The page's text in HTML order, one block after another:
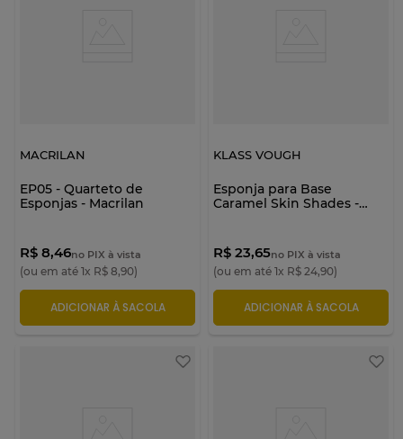
MACRILAN
EP05 - Quarteto de
Esponjas - Macrilan
R$ 8,46no PIX à vista
(ou em até 1x R$ 8,90)
ADICIONAR À SACOLA
KLASS VOUGH
Esponja para Base
Caramel Skin Shades -
R$ 23,65no PIX à vista
(ou em até 1x R$ 24,90)
ADICIONAR À SACOLA